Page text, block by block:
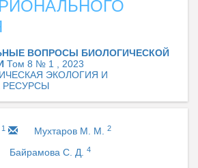
ВОПРОСЫ БИОЛОГИЧЕСКОЙ
Том 8 № 1 , 2023
ЭКОЛОГИЯ И
РЕСУРСЫ
1 Мухтаров М. М. 2
Байрамова С. Д. 4